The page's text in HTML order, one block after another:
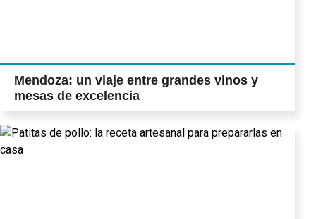
Mendoza: un viaje entre grandes vinos y
mesas de excelencia